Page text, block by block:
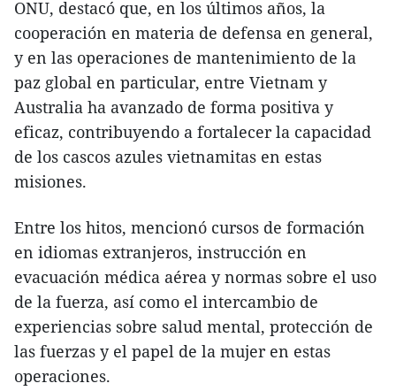
ONU, destacó que, en los últimos años, la
cooperación en materia de defensa en general,
y en las operaciones de mantenimiento de la
paz global en particular, entre Vietnam y
Australia ha avanzado de forma positiva y
eficaz, contribuyendo a fortalecer la capacidad
de los cascos azules vietnamitas en estas
misiones.
Entre los hitos, mencionó cursos de formación
en idiomas extranjeros, instrucción en
evacuación médica aérea y normas sobre el uso
de la fuerza, así como el intercambio de
experiencias sobre salud mental, protección de
las fuerzas y el papel de la mujer en estas
operaciones.